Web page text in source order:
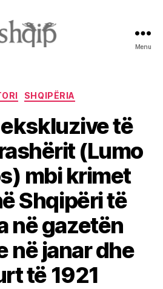
Menu
Categories
SHQIPËRIA
të
(Lumo
mbi krimet
Shqipëri të
në gazetën
në janar dhe
të 1921